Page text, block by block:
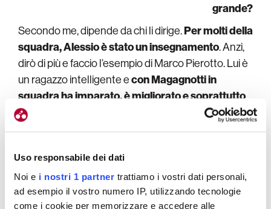
Uso responsabile dei dati
Noi e i nostri 1 partner trattiamo i vostri dati personali,
ad esempio il vostro numero IP, utilizzando tecnologie
come i cookie per memorizzare e accedere alle
grande?
Secondo me, dipende da chi li dirige.Per molti della
squadra, Alessio è stato un insegnamento. Anzi,
dirò di più e faccio l’esempio di Marco Pierotto. Lui è
un ragazzo intelligente econ Magagnotti in
squadra ha imparato, è migliorato e soprattutto
lo ha sfruttato a suo vantaggio
Tutti aspettavano Alessio e Pierotto ne
approfittava.La tappa che ha vinto in Abruzzo è
venuta proprio per questo . Avere in squadra un